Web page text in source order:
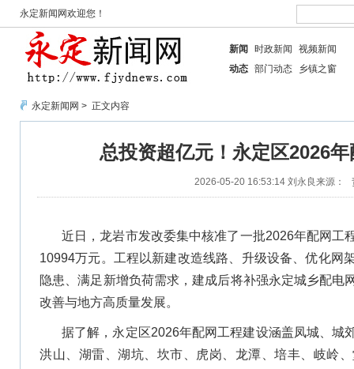
永定新闻网欢迎您！
新闻 时政新闻
视频新闻
动态 部门动态 乡镇之窗
永定新闻网 > 正文内容
总投资超亿元！永定区2026
2026-05-20 16:53:14 刘永良来源：
近日，龙岩市发改委集中核准了一批2026年配网工
10994万元。工程以新建改造线路、升级设备、优化网
隐患、满足新增负荷需求，建成后将补强永定城乡配电
改善与地方高质量发展。
据了解，永定区2026年配网工程建设涵盖凤城、城
洪山、湖雷、湖坑、坎市、虎岗、龙潭、培丰、岐岭